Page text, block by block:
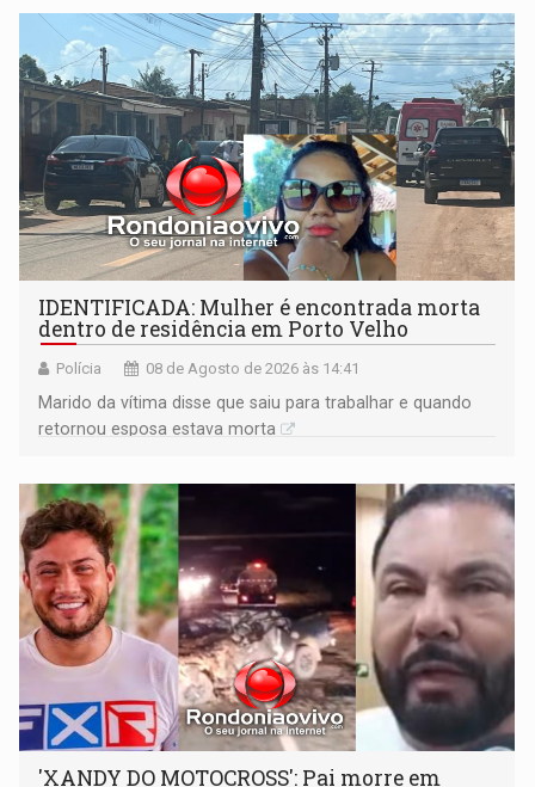
territoriais e sociais
IDENTIFICADA: Mulher é encontrada morta
dentro de residência em Porto Velho
Polícia 08 de Agosto de 2026 às 14:41
Marido da vítima disse que saiu para trabalhar e quando
retornou esposa estava morta
'XANDY DO MOTOCROSS': Pai morre em